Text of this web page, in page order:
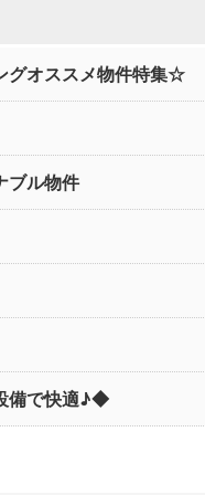
グオススメ物件特集☆
ブル物件
備で快適♪◆